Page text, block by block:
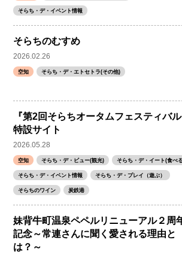
そらち・デ・イベント情報
そらちのむすめ
2026.02.26
空知 そらち・デ・エトセトラ(その他)
『第2回そらちオータムフェスティバル
特設サイト
2026.05.28
空知 そらち・デ・ビュー(観光) そらち・デ・イート(食べ
そらち・デ・イベント情報 そらち・デ・プレイ（遊ぶ）
そらちのワイン 炭鉄港
妹背牛町温泉ペペルリニューアル２周
記念～常連さんに聞く愛される理由と
は？～